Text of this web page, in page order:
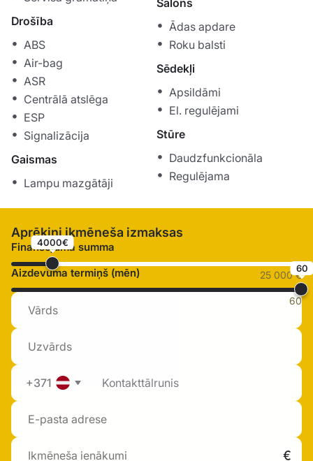
Drošība
ABS
Air-bag
ASR
Centrālā atslēga
ESP
Signalizācija
Gaismas
Lampu mazgātāji
Salons
Ādas apdare
Roku balsti
Sēdekļi
Apsildāmi
El. regulējami
Stūre
Daudzfunkcionāla
Regulējama
Aprēķini ikmēneša izmaksas
Finansējuma summa
4000€
25 000 €
Aizdevuma termiņš (mēn) 60
60
+371